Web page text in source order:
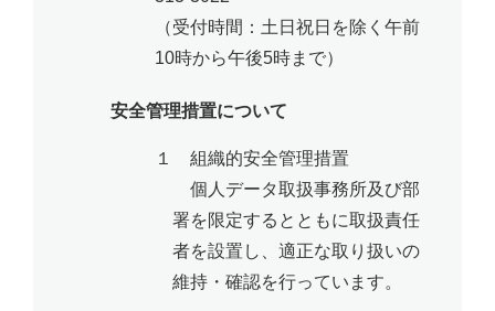
（受付時間：土日祝日を除く午前
10時から午後5時まで）
安全管理措置について
１ 組織的安全管理措置
個人データ取扱事務所及び部
署を限定するとともに取扱責任
者を設置し、適正な取り扱いの
維持・確認を行っています。